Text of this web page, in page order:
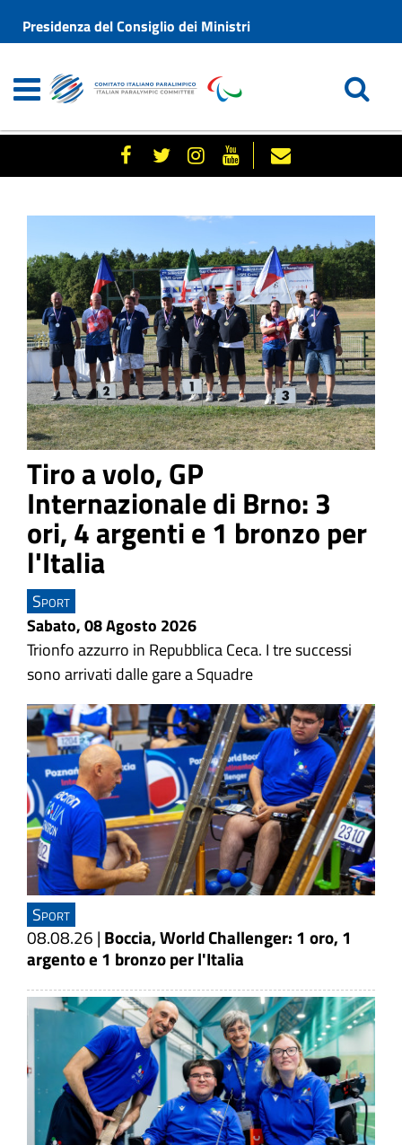
Presidenza del Consiglio dei Ministri
Tiro a volo, GP
Internazionale di Brno: 3
ori, 4 argenti e 1 bronzo per
l'Italia
Sport
Sabato, 08 Agosto 2026
Trionfo azzurro in Repubblica Ceca. I tre successi
sono arrivati dalle gare a Squadre
Sport
08.08.26 | Boccia, World Challenger: 1 oro, 1
argento e 1 bronzo per l'Italia